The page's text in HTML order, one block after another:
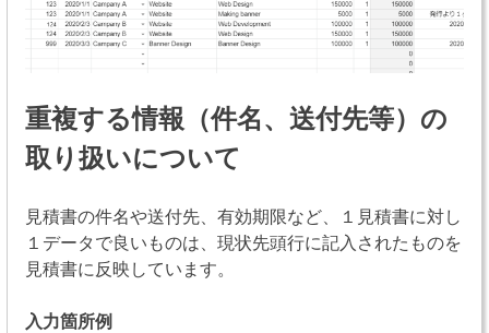
重複する情報（件名、送付先等）の
取り扱いについて
見積書の件名や送付先、有効期限など、１見積書に対し
１データで良いものは、現状先頭行に記入されたものを
見積書に反映しています。
入力箇所例